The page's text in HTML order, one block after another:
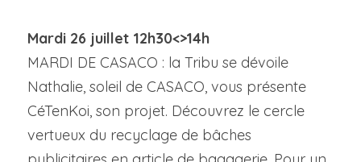
Mardi 26 juillet 12h30<>14h
MARDI DE CASACO : la Tribu se dévoile
Nathalie, soleil de CASACO, vous présente
CéTenKoi, son projet. Découvrez le cercle
vertueux du recyclage de bâches